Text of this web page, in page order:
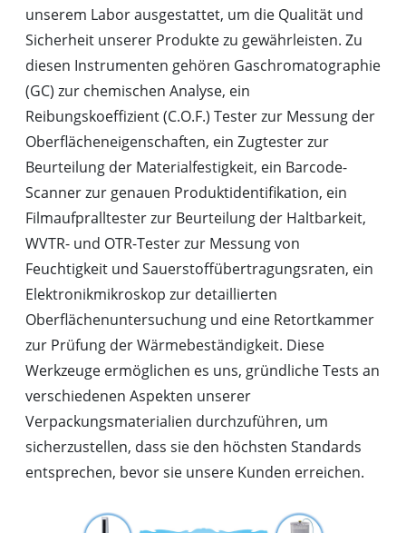
unserem Labor ausgestattet, um die Qualität und
Sicherheit unserer Produkte zu gewährleisten. Zu
diesen Instrumenten gehören Gaschromatographie
(GC) zur chemischen Analyse, ein
Reibungskoeffizient (C.O.F.) Tester zur Messung der
Oberflächeneigenschaften, ein Zugtester zur
Beurteilung der Materialfestigkeit, ein Barcode-
Scanner zur genauen Produktidentifikation, ein
Filmaufpralltester zur Beurteilung der Haltbarkeit,
WVTR- und OTR-Tester zur Messung von
Feuchtigkeit und Sauerstoffübertragungsraten, ein
Elektronikmikroskop zur detaillierten
Oberflächenuntersuchung und eine Retortkammer
zur Prüfung der Wärmebeständigkeit. Diese
Werkzeuge ermöglichen es uns, gründliche Tests an
verschiedenen Aspekten unserer
Verpackungsmaterialien durchzuführen, um
sicherzustellen, dass sie den höchsten Standards
entsprechen, bevor sie unsere Kunden erreichen.